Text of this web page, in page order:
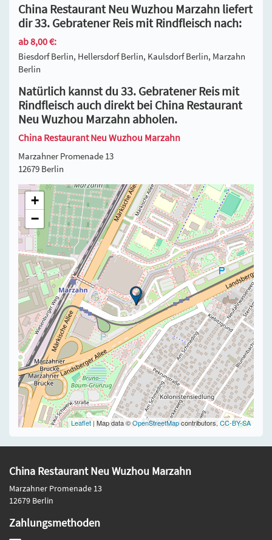
China Restaurant Neu Wuzhou Marzahn liefert
dir 33. Gebratener Reis mit Rindfleisch nach:
ab 8,00 €:
Biesdorf Berlin, Hellersdorf Berlin, Kaulsdorf Berlin, Marzahn
Berlin
Natürlich kannst du 33. Gebratener Reis mit
Rindfleisch auch direkt bei China Restaurant
Neu Wuzhou Marzahn abholen.
China Restaurant Neu Wuzhou Marzahn
Marzahner Promenade 13
12679 Berlin
+
−
Leaflet | Map data ©OpenStreetMapcontributors, CC-BY-SA
China Restaurant Neu Wuzhou Marzahn
Marzahner Promenade 13
12679 Berlin
Zahlungsmethoden